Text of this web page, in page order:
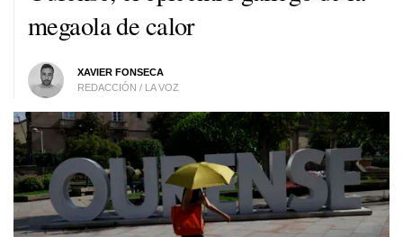
megaola de calor
XAVIER FONSECA
REDACCIÓN / LA VOZ